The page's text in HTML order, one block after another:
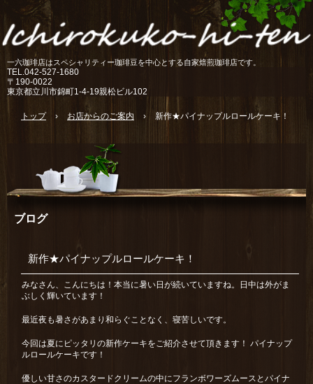
一六珈琲店はスペシャリティー珈琲豆を中心とする自家焙煎珈琲店です。
TEL.042-527-1680
〒190-0022
東京都立川市錦町1-4-19親松ビル102
トップ › お店からのご案内 › 新作★パイナップルロールケーキ！
ブログ
新作★パイナップルロールケーキ！
みなさん、こんにちは！本当に暑い日が続いていますね。日中は外がま
ぶしく輝いています！
最近夜も暑さがあまり和らぐことなく、寝苦しいです。
今回は夏にピッタリの新作ケーキをご紹介させて頂きます！ パイナップ
ルロールケーキです！
優しい甘さのカスタードクリームの中にフランボワーズムースとパイナ